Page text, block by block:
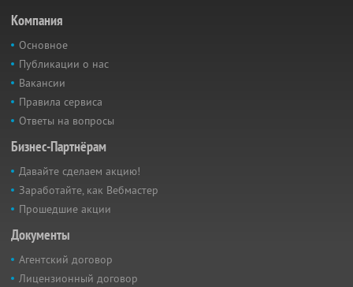
Компания
Основное
Публикации о нас
Вакансии
Правила сервиса
Ответы на вопросы
Бизнес-Партнёрам
Давайте сделаем акцию!
Заработайте, как Вебмастер
Прошедшие акции
Документы
Агентский договор
Лицензионный договор